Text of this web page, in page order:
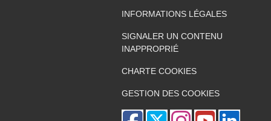
INFORMATIONS LÉGALES
SIGNALER UN CONTENU
INAPPROPRIÉ
CHARTE COOKIES
GESTION DES COOKIES